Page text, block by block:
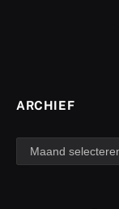
ARCHIEF
archief